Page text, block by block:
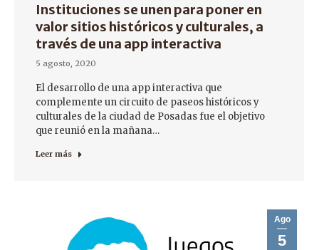
Instituciones se unen para poner en
valor sitios históricos y culturales, a
través de una app interactiva
5 agosto, 2020
El desarrollo de una app interactiva que
complemente un circuito de paseos históricos y
culturales de la ciudad de Posadas fue el objetivo
que reunió en la mañana…
Leer más
Ago
5